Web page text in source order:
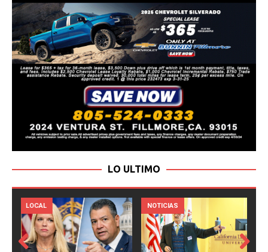
LO ULTIMO
LOCAL NOTICIAS